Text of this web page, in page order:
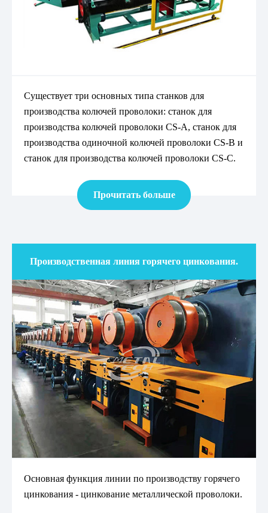
Существует три основных типа станков для
производства колючей проволоки: станок для
производства колючей проволоки CS-A, станок для
производства одиночной колючей проволоки CS-B и
станок для производства колючей проволоки CS-C.
Прочитать больше
Производственная линия горячего цинкования.
Основная функция линии по производству горячего
цинкования - цинкование металлической проволоки.